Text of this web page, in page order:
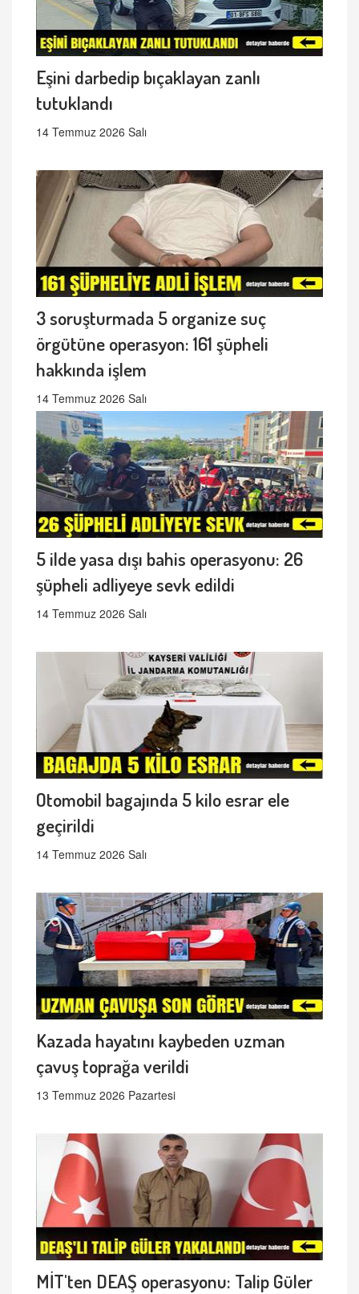
Eşini darbedip bıçaklayan zanlı
tutuklandı
14 Temmuz 2026 Salı
3 soruşturmada 5 organize suç
örgütüne operasyon: 161 şüpheli
hakkında işlem
14 Temmuz 2026 Salı
5 ilde yasa dışı bahis operasyonu: 26
şüpheli adliyeye sevk edildi
14 Temmuz 2026 Salı
Otomobil bagajında 5 kilo esrar ele
geçirildi
14 Temmuz 2026 Salı
Kazada hayatını kaybeden uzman
çavuş toprağa verildi
13 Temmuz 2026 Pazartesi
MİT'ten DEAŞ operasyonu: Talip Güler